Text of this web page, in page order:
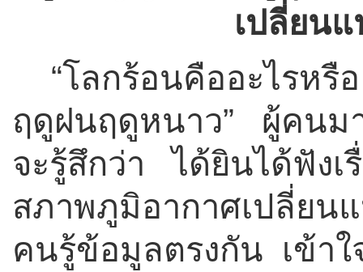
เปลี่ยน
“โลกร้อนคืออะไรหรื
ฤดูฝนฤดูหนาว” ผู้คนม
จะรู้สึกว่า ได้ยินได้ฟัง
สภาพภูมิอากาศเปลี่ย
คนรู้ข้อมูลตรงกัน เข้า